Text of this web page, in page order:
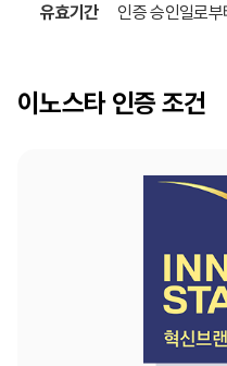
유효기간 인증 승인일로부
이노스타인증 조건